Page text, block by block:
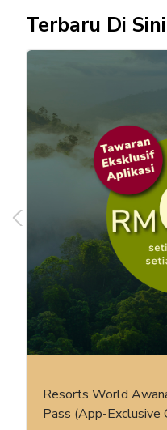
Terbaru Di Sini
Resorts World
Pass (App-Exclusive